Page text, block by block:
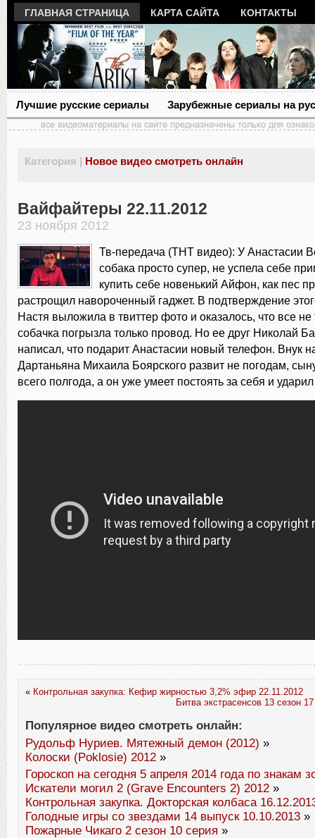
ГЛАВНАЯ СТРАНИЦА КАРТА САЙТА КОНТАКТЫ
Лучшие русские сериалы Зарубежные сериалы на
Категория | Новое видео смотреть онлайн
Вайфайтеры 22.11.2012
23 ноября 2012
Тв-передача (ТНТ видео): У Анастасии
собака просто супер, не успела себе
купить себе новенький Айфон, как пес
растрощил навороченный гаджет. В подтверждение
Настя выложила в твиттер фото и оказалось, что все не
собачка погрызла только провод. Но ее друг Николай
написал, что подарит Анастасии новый телефон. Внук
Дартаньяна Михаила Боярского развит не погодам,
всего полгода, а он уже умеет постоять за себя и
« Контрольная закупка: Кефир жирностью 3,2% эфир 22.11.2012
Битва экстрасенсов 13 сезон
Популярное видео смотреть онлайн:
Рудольф Нуриев. Мятежный демон (2012) »
Колоски (Poklosie) 2012 »
Гороскоп на сегодня 5 апреля 2014 года по знакам
Искатели могил 2 (Grave Encounters 2) 2012 »
Контрольная закупка. Докторская колбаса
Голодные игры со звездами 14 выпуск 10.10.2013 »
Пожарные Чикаго 2 сезон 10 серия »